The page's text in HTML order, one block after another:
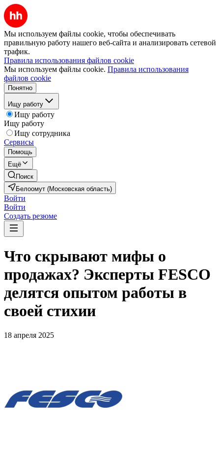
Мы используем файлы cookie, чтобы обеспечивать
правильную работу нашего веб-сайта и анализировать сетевой
трафик.
Правила использования файлов cookie
Мы используем файлы cookie. Правила использования
файлов cookie
Понятно
Ищу работу
Ищу работу
Ищу работу
Ищу сотрудника
Сервисы
Помощь
Ещё
Поиск
Белоомут (Московская область)
Войти
Войти
Создать резюме
Что скрывают мифы о
продажах? Эксперты FESCO
делятся опытом работы в
своей стихии
18 апреля 2025